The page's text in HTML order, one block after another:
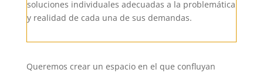
soluciones individuales adecuadas a la problemática
y realidad de cada una de sus demandas.
Queremos crear un espacio en el que confluyan